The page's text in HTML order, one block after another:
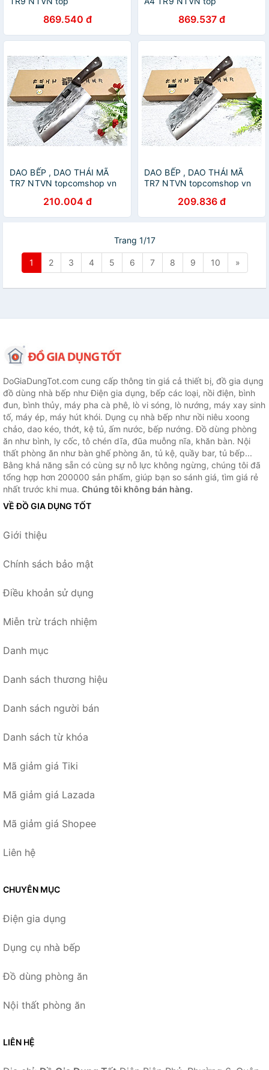
869.540 đ 869.537 đ
DAO BẾP , DAO THÁI MÃ
TR7 NTVN topcomshop vn
210.004 đ
DAO BẾP , DAO THÁI MÃ
TR7 NTVN topcomshop vn
209.836 đ
Trang 1/17
1 2 3 4 5 6 7 8 9 10 »
DoGiaDungTot.com cung cấp thông tin giá cả thiết bị, đồ gia dụng
đồ dùng nhà bếp như Điện gia dụng, bếp các loại, nồi điện, bình
đun, bình thủy, máy pha cà phê, lò vi sóng, lò nướng, máy xay sinh
tố, máy ép, máy hút khói. Dụng cụ nhà bếp như nồi niêu xoong
chảo, dao kéo, thớt, kệ tủ, ấm nước, bếp nướng. Đồ dùng phòng
ăn như bình, ly cốc, tô chén dĩa, đũa muỗng nĩa, khăn bàn. Nội
thất phòng ăn như bàn ghế phòng ăn, tủ kệ, quầy bar, tủ bếp...
Bằng khả năng sẵn có cùng sự nỗ lực không ngừng, chúng tôi đã
tổng hợp hơn 200000 sản phẩm, giúp bạn so sánh giá, tìm giá rẻ
nhất trước khi mua. Chúng tôi không bán hàng.
VỀ ĐỒ GIA DỤNG TỐT
Giới thiệu
Chính sách bảo mật
Điều khoản sử dụng
Miễn trừ trách nhiệm
Danh mục
Danh sách thương hiệu
Danh sách người bán
Danh sách từ khóa
Mã giảm giá Tiki
Mã giảm giá Lazada
Mã giảm giá Shopee
Liên hệ
CHUYÊN MỤC
Điện gia dụng
Dụng cụ nhà bếp
Đồ dùng phòng ăn
Nội thất phòng ăn
LIÊN HỆ